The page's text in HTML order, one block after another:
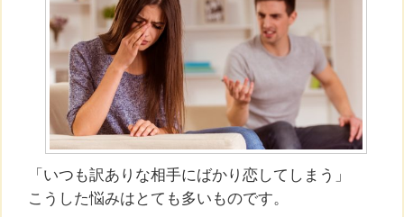
「いつも訳ありな相手にばかり恋してしまう」
こうした悩みはとても多いものです。